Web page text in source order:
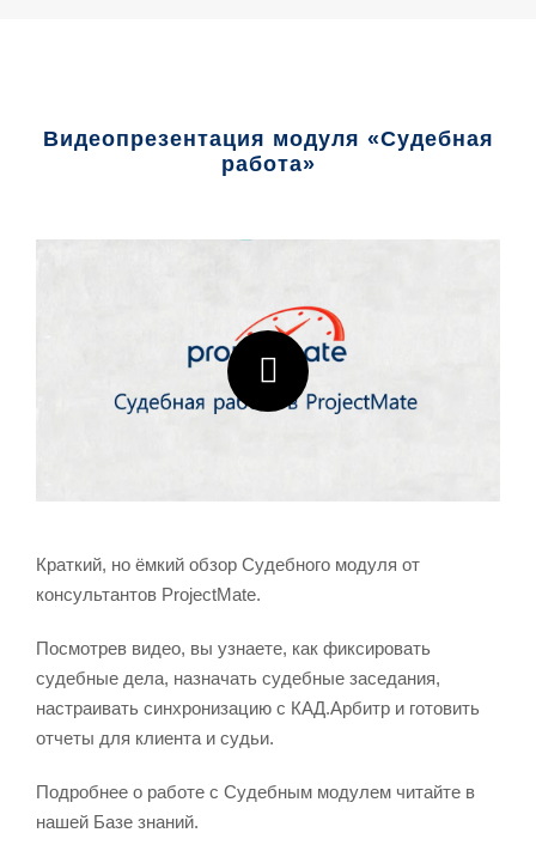
Видеопрезентация модуля «Судебная
работа»
Краткий, но ёмкий обзор Судебного модуля от
консультантов ProjectMate.
Посмотрев видео, вы узнаете, как фиксировать
судебные дела, назначать судебные заседания,
настраивать синхронизацию с КАД.Арбитр и готовить
отчеты для клиента и судьи.
Подробнее о работе с Судебным модулем читайте в
нашей Базе знаний.